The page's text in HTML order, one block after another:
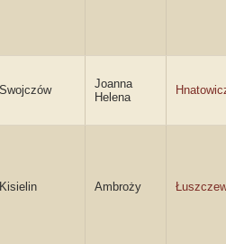
Swojczów
Joanna
Helena
Kisielin Ambroży